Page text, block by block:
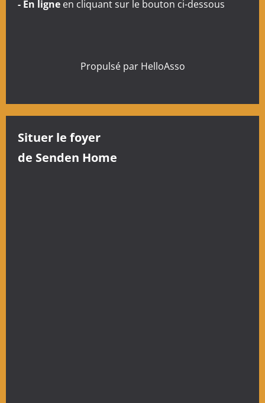
i
- En ligne en cliquant sur le bouton ci-dessous
Propulsé par HelloAsso
Situer le foyer
de Senden Home